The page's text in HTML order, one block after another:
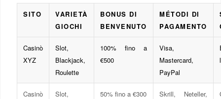
SITO
VARIETÀ
GIOCHI
BONUS DI
BENVENUTO
MÉTODI DI
PAGAMENTO
Casinò
XYZ
Slot,
Blackjack,
Roulette
100% fino a
€500
Visa,
Mastercard,
PayPal
Casinò
Slot,
50% fino a €300
Skrill, Neteller,